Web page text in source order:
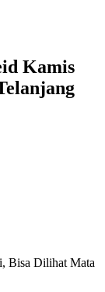
Kamis
Bisa Dilihat Mata